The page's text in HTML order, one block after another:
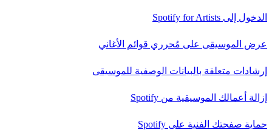
الدخول إلى Spotify for Artists
عرض الموسيقى على مُحرري قوائم الأغاني
إرشادات متعلقة بالبيانات الوصفية للموسيقى
إزالة أعمالك الموسيقية من Spotify
حماية صفحتك الفنية على Spotify